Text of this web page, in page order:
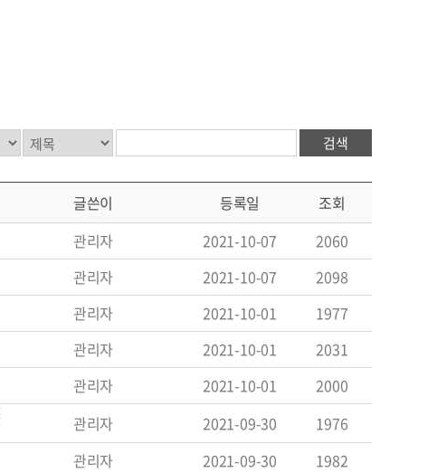
검색
글쓴이 등록일
조회
관리자 2021-10-07
2060
관리자 2021-10-07
2098
관리자 2021-10-01
1977
관리자 2021-10-01
2031
관리자 2021-10-01
2000
관리자 2021-09-30
1976
관리자 2021-09-30
1982